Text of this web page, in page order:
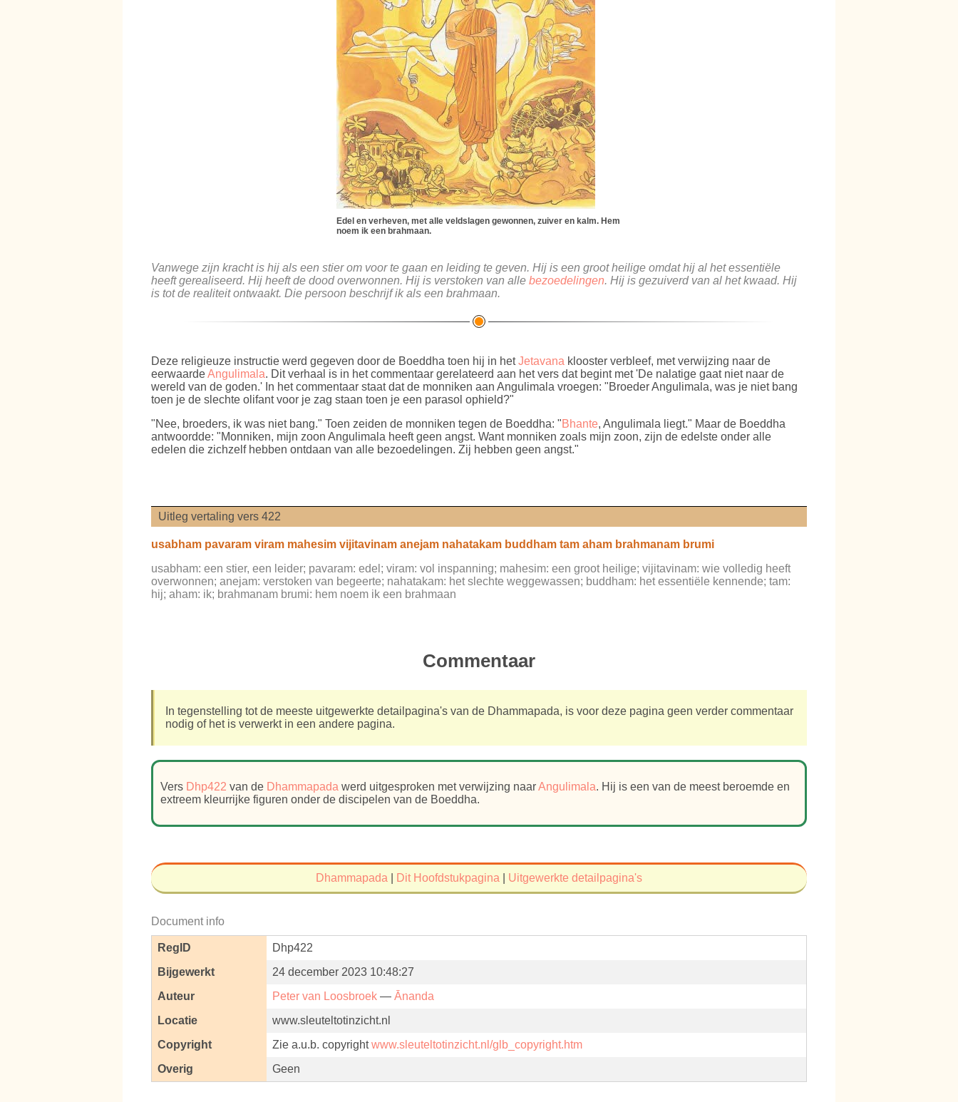
Edel en verheven, met alle veldslagen gewonnen, zuiver en kalm. Hem
noem ik een brahmaan.
Vanwege zijn kracht is hij als een stier om voor te gaan en leiding te geven. Hij is een groot heilige omdat hij al het essentiële
heeft gerealiseerd. Hij heeft de dood overwonnen. Hij is verstoken van alle bezoedelingen. Hij is gezuiverd van al het kwaad. Hij
is tot de realiteit ontwaakt. Die persoon beschrijf ik als een brahmaan.
Deze religieuze instructie werd gegeven door de Boeddha toen hij in hetJetavana klooster verbleef, met verwijzing naar de
eerwaardeAngulimala. Dit verhaal is in het commentaar gerelateerd aan het vers dat begint met 'De nalatige gaat niet naar de
wereld van de goden.' In het commentaar staat dat de monniken aan Angulimala vroegen: "Broeder Angulimala, was je niet bang
toen je de slechte olifant voor je zag staan toen je een parasol ophield?"
"Nee, broeders, ik was niet bang." Toen zeiden de monniken tegen de Boeddha: "Bhante, Angulimala liegt." Maar de Boeddha
antwoordde: "Monniken, mijn zoon Angulimala heeft geen angst. Want monniken zoals mijn zoon, zijn de edelste onder alle
edelen die zichzelf hebben ontdaan van alle bezoedelingen. Zij hebben geen angst."
Uitleg vertaling vers 422
usabham pavaram viram mahesim vijitavinam anejam nahatakam buddham tam aham brahmanam brumi
usabham: een stier, een leider; pavaram: edel; viram: vol inspanning; mahesim: een groot heilige; vijitavinam: wie volledig heeft
overwonnen; anejam: verstoken van begeerte; nahatakam: het slechte weggewassen; buddham: het essentiële kennende; tam:
hij; aham: ik; brahmanam brumi: hem noem ik een brahmaan
Commentaar
In tegenstelling tot de meeste uitgewerkte detailpagina's van de Dhammapada, is voor deze pagina geen verder commentaar
nodig of het is verwerkt in een andere pagina.
Vers Dhp422 van de Dhammapada werd uitgesproken met verwijzing naarAngulimala. Hij is een van de meest beroemde en
extreem kleurrijke figuren onder de discipelen van de Boeddha.
Dhammapada Dit Hoofdstukpagina Uitgewerkte detailpagina's
Document info
RegID
Dhp422
Bijgewerkt
24 december 2023 10:48:27
Auteur
Peter van Loosbroek — Ānanda
Locatie
www.sleuteltotinzicht.nl
Copyright
Zie a.u.b. copyrightwww.sleuteltotinzicht.nl/glb_copyright.htm
Overig
Geen